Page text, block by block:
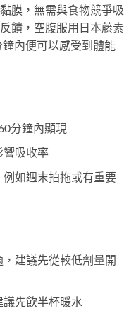
膜，無需與食物競爭吸
饋，空腹服用日本藤素
內便可以感受到體能
分鐘內顯現
響吸收率
如週末拍拖或有重要
建議先從較低劑量開
先飲半杯暖水